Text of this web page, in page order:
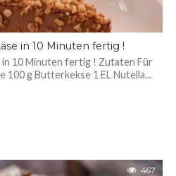
in 10 Minuten fertig !
10 Minuten fertig ! Zutaten Für
100 g Butterkekse 1 EL Nutella...
467